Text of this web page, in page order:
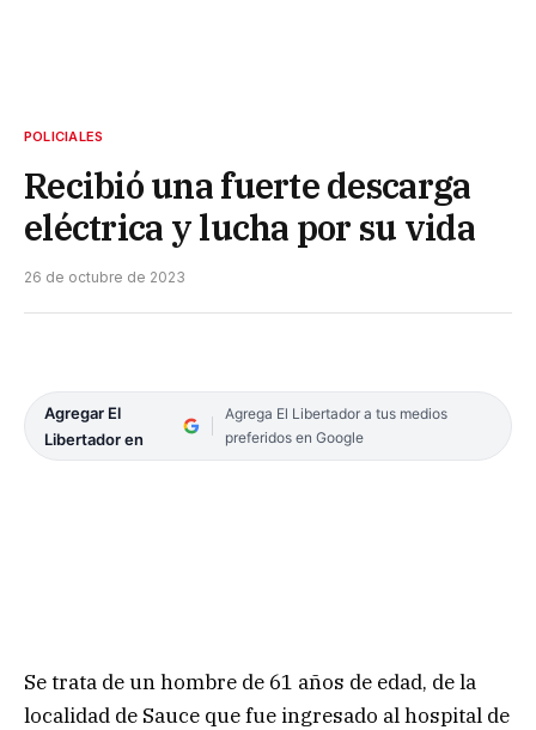
POLICIALES
Recibió una fuerte descarga
eléctrica y lucha por su vida
26 de octubre de 2023
Agregar El
Libertador en
Agrega El Libertador a tus medios
preferidos en Google
Se trata de un hombre de 61 años de edad, de la
localidad de Sauce que fue ingresado al hospital de